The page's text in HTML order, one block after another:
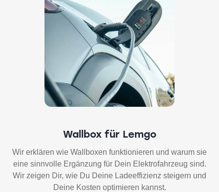
Wallbox für Lemgo
Wir erklären wie Wallboxen funktionieren und warum sie
eine sinnvolle Ergänzung für Dein Elektrofahrzeug sind.
Wir zeigen Dir, wie Du Deine Ladeeffizienz steigern und
Deine Kosten optimieren kannst.